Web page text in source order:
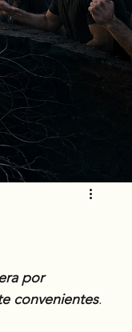
por
convenientes.